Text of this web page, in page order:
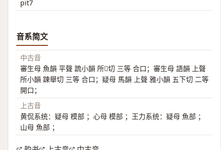
pit7
音系简文
中古音
審生母 魚韻 平聲 䟽小韻 所𦵔切 三等 合口；審生母 語韻 上聲
所小韻 踈舉切 三等 合口；疑母 馬韻 上聲 雅小韻 五下切 二等
開口；
上古音
黄侃系统：疑母 模部 ；心母 模部 ；王力系统：疑母 魚部 ；
山母 魚部 ；